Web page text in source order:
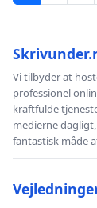
Vi tilbyder at
professionel
kraftfulde
medierne
fantastisk måde